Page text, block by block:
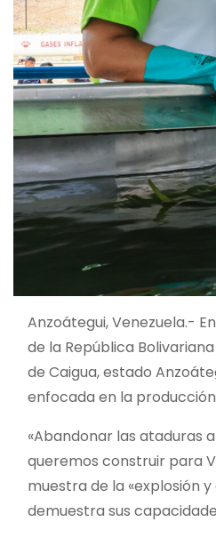
Anzoátegui, Venezuela.-
de la República
de Caigua, estado
enfocada en la
«Abandonar las ataduras
queremos construir para
muestra de la «explosión
demuestra sus